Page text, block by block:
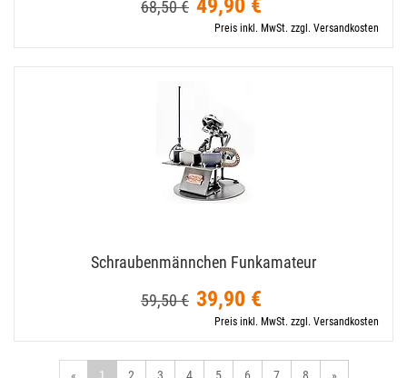
68,50 € 49,90 €
Preis inkl. MwSt. zzgl. Versandkosten
Schraubenmännchen Funkamateur
59,50 € 39,90 €
Preis inkl. MwSt. zzgl. Versandkosten